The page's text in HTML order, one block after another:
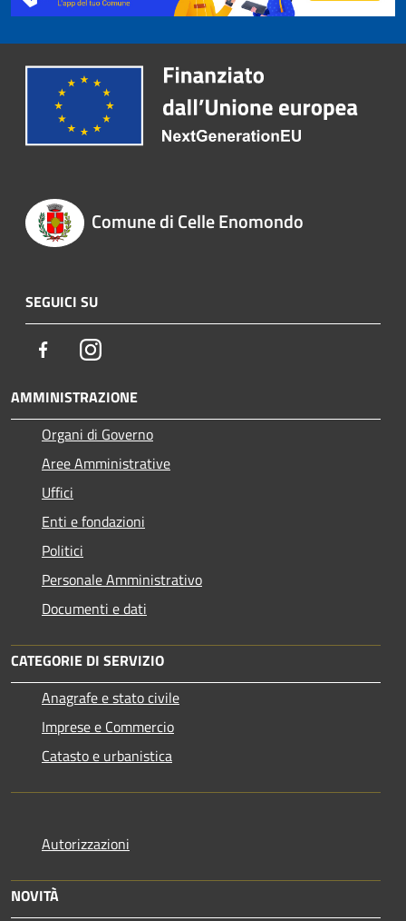
Comune di Celle Enomondo
SEGUICI SU
FacebookInstagram
AMMINISTRAZIONE
Organi di Governo
Aree Amministrative
Uffici
Enti e fondazioni
Politici
Personale Amministrativo
Documenti e dati
CATEGORIE DI SERVIZIO
Anagrafe e stato civile
Imprese e Commercio
Catasto e urbanistica
Autorizzazioni
NOVITÀ